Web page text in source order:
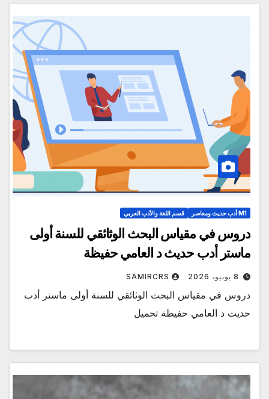
M1 أدب حديث ومعاصر قسم اللغة والأدب العربي
دروس في مقياس البحث الوثائقي للسنة أولى
ماستر أدب حديث د العامي حفيظة
8 يونيو، 2026 SAMIRCRS
دروس في مقياس البحث الوثائقي للسنة أولى ماستر أدب
حديث د العامي حفيظة تحميل